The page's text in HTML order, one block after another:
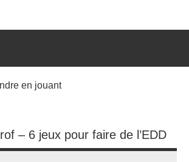
en jouant
– 6 jeux pour faire de l’EDD